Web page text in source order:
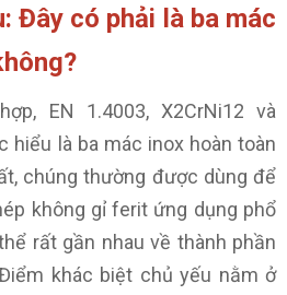
Đây có phải là ba mác
EN 1.4003, X2CrNi12 và
hiểu là ba mác inox hoàn toàn
chúng thường được dùng để
không gỉ ferit ứng dụng phổ
rất gần nhau về thành phần
khác biệt chủ yếu nằm ở